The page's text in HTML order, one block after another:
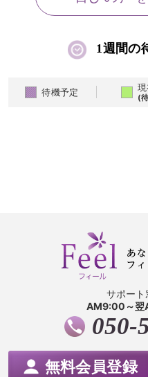
1週間の
待機予定 (
サポート
AM9:00～翌
050-
無料会員登録